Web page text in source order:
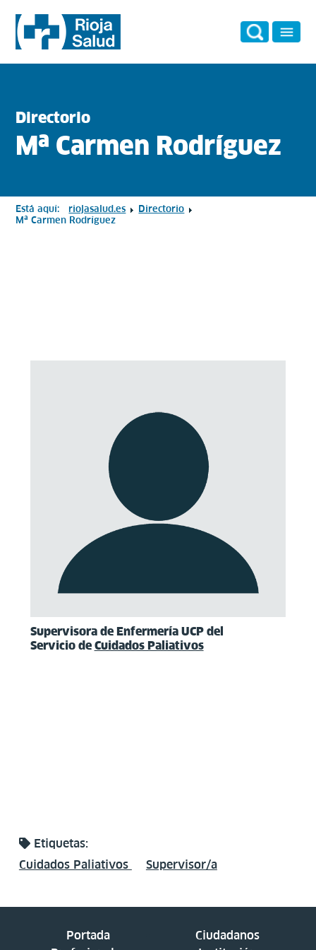
Directorio
Mª Carmen Rodríguez
Está aquí: riojasalud.es
Directorio
Mª Carmen Rodríguez
Supervisora de Enfermería UCP del
Servicio de Cuidados Paliativos
Etiquetas:
Cuidados Paliativos
Supervisor/a
Portada
Ciudadanos